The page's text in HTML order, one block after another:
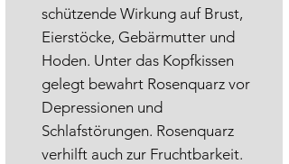
schützende Wirkung auf Brust,
Eierstöcke, Gebärmutter und
Hoden. Unter das Kopfkissen
gelegt bewahrt Rosenquarz vor
Depressionen und
Schlafstörungen. Rosenquarz
verhilft auch zur Fruchtbarkeit.